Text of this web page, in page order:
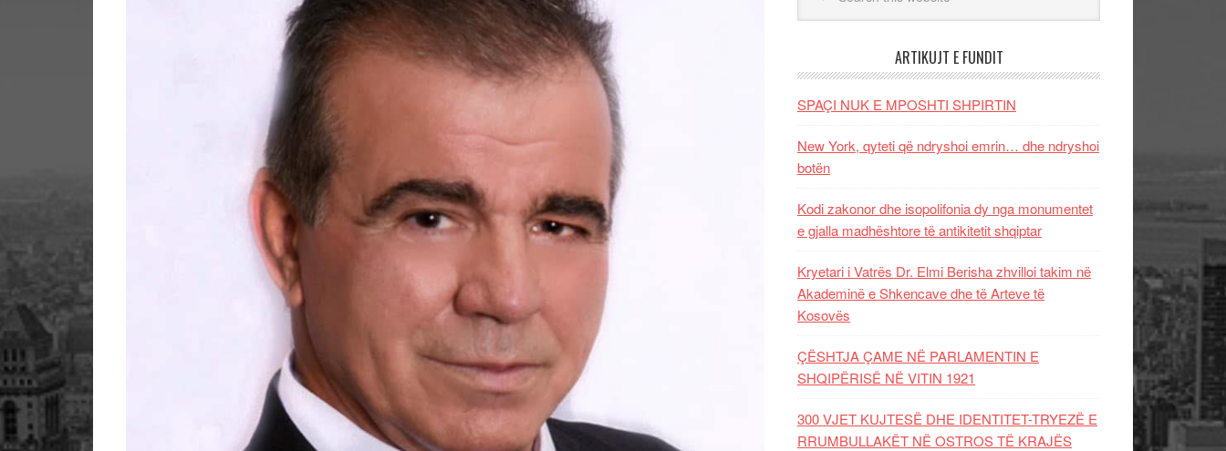
ARTIKUJT E FUNDIT
SPAÇI NUK E MPOSHTI SHPIRTIN
New York, qyteti që ndryshoi emrin… dhe ndryshoi
botën
Kodi zakonor dhe isopolifonia dy nga monumentet
e gjalla madhështore të antikitetit shqiptar
Kryetari i Vatrës Dr. Elmi Berisha zhvilloi takim në
Akademinë e Shkencave dhe të Arteve të
Kosovës
ÇËSHTJA ÇAME NË PARLAMENTIN E
SHQIPËRISË NË VITIN 1921
300 VJET KUJTESË DHE IDENTITET-TRYEZË E
RRUMBULLAKËT NË OSTROS TË KRAJËS